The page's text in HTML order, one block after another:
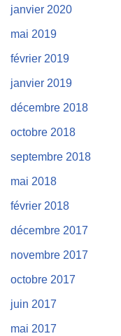
janvier 2020
mai 2019
février 2019
janvier 2019
décembre 2018
octobre 2018
septembre 2018
mai 2018
février 2018
décembre 2017
novembre 2017
octobre 2017
juin 2017
mai 2017